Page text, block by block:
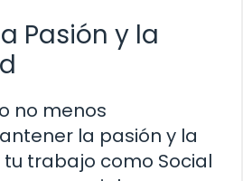
Pasión y la
no menos
la pasión y la
trabajo como Social